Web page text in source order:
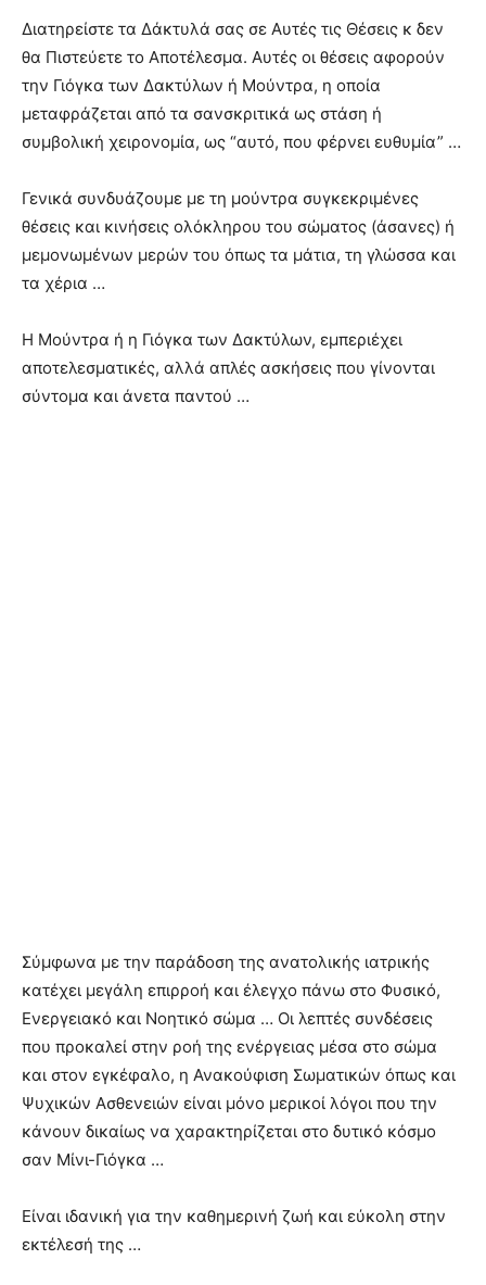
Διατηρείστε τα Δάκτυλά σας σε Αυτές τις Θέσεις κ δεν
θα Πιστεύετε το Αποτέλεσμα. Αυτές οι θέσεις αφορούν
την Γιόγκα των Δακτύλων ή Μούντρα, η οποία
μεταφράζεται από τα σανσκριτικά ως στάση ή
συμβολική χειρονομία, ως “αυτό, που φέρνει ευθυμία” …
Γενικά συνδυάζουμε με τη μούντρα συγκεκριμένες
θέσεις και κινήσεις ολόκληρου του σώματος (άσανες) ή
μεμονωμένων μερών του όπως τα μάτια, τη γλώσσα και
τα χέρια …
Η Μούντρα ή η Γιόγκα των Δακτύλων, εμπεριέχει
αποτελεσματικές, αλλά απλές ασκήσεις που γίνονται
σύντομα και άνετα παντού …
Σύμφωνα με την παράδοση της ανατολικής ιατρικής
κατέχει μεγάλη επιρροή και έλεγχο πάνω στο Φυσικό,
Ενεργειακό και Νοητικό σώμα … Οι λεπτές συνδέσεις
που προκαλεί στην ροή της ενέργειας μέσα στο σώμα
και στον εγκέφαλο, η Ανακούφιση Σωματικών όπως και
Ψυχικών Ασθενειών είναι μόνο μερικοί λόγοι που την
κάνουν δικαίως να χαρακτηρίζεται στο δυτικό κόσμο
σαν Μίνι-Γιόγκα …
Είναι ιδανική για την καθημερινή ζωή και εύκολη στην
εκτέλεσή της …